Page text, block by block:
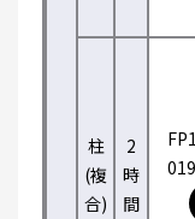
柱
(複
合)
2
時
間